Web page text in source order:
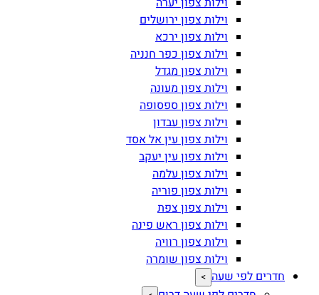
וילות צפון ירושלים
וילות צפון ירכא
וילות צפון כפר חנניה
וילות צפון מגדל
וילות צפון מעונה
וילות צפון ספסופה
וילות צפון עבדון
וילות צפון עין אל אסד
וילות צפון עין יעקב
וילות צפון עלמה
וילות צפון פוריה
וילות צפון צפת
וילות צפון ראש פינה
וילות צפון רוויה
וילות צפון שומרה
חדרים לפי שעה >